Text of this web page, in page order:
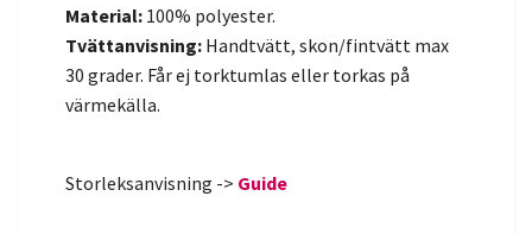
Material: 100% polyester.
Tvättanvisning: Handtvätt, skon/fintvätt max
30 grader. Får ej torktumlas eller torkas på
värmekälla.
Storleksanvisning -> Guide